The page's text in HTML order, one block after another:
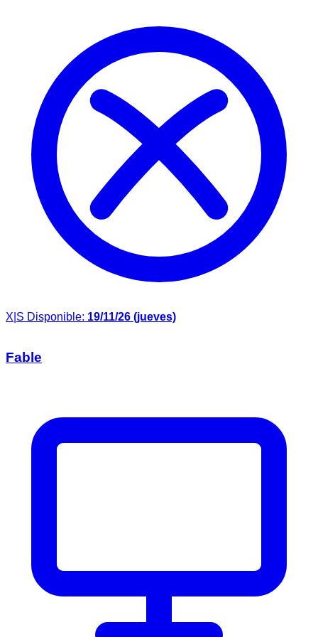
X|S Disponible: 19/11/26 (jueves)
Fable